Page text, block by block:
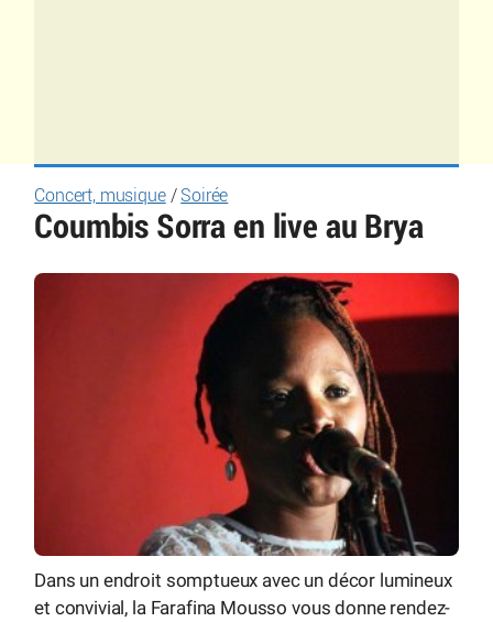
Concert, musique/ Soirée
Coumbis Sorra en live au Brya
Dans un endroit somptueux avec un décor lumineux
et convivial, la Farafina Mousso vous donne rendez-